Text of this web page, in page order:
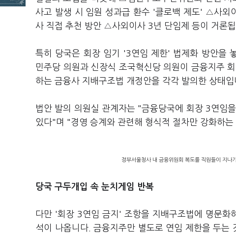
사고 발생 시 임원 성과급 환수 '클로백 제도' △사외
사 직접 추천 방안 △사외이사 3년 단임제 등이 거론됩
특히 당국은 회장 임기 '3연임 제한' 법제화 방안을
민주당 의원과 신장식 조국혁신당 의원이 금융지주
하는 금융사 지배구조법 개정안을 각각 발의한 상태입
법안 발의 의원실 관계자는 "금융당국에 회장 3연임
있다"며 "경영 승계와 관련해 형식적 절차만 강화하
정부서울청사 내 금융위원회 복도를 직원들이 지나
당국 구두개입 속 눈치게임 반복
다만 '회장 3연임 금지' 조항을 지배구조법에 명문화
석이 나옵니다. 금융지주만 별도로 연임 제한을 두는